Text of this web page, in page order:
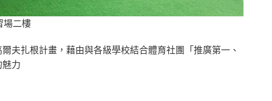
場二樓
夫扎根計畫，藉由與各級學校結合體育社團「推廣第一、
魅力